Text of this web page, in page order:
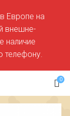
0
Европе на
внешне-
наличие
телефону.